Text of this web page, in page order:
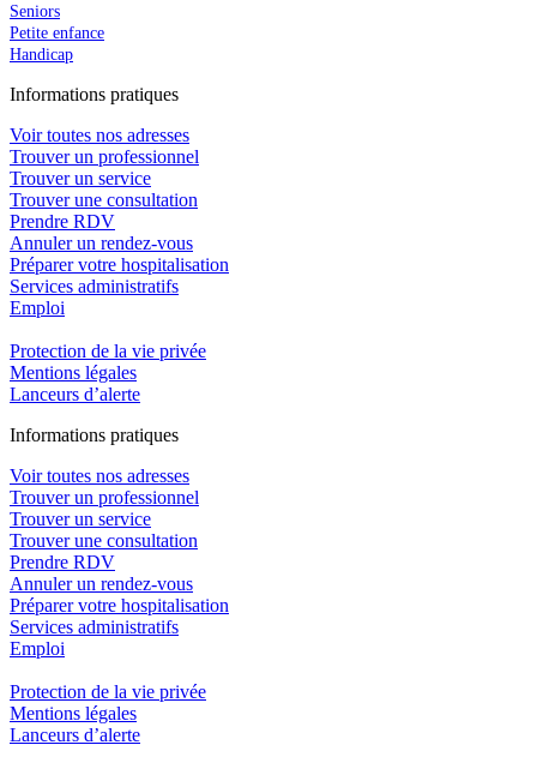
Seniors
Petite enfance
Handicap
Informations pratiques
Voir toutes nos adresses
Trouver un professionnel
Trouver un service
Trouver une consultation
Prendre RDV
Annuler un rendez-vous
Préparer votre hospitalisation
Services administratifs
Emploi​
Protection de la vie privée
Mentions légales
Lanceurs d’alerte
Informations pratiques
Voir toutes nos adresses
Trouver un professionnel
Trouver un service
Trouver une consultation
Prendre RDV
Annuler un rendez-vous
Préparer votre hospitalisation
Services administratifs
Emploi​
Protection de la vie privée
Mentions légales
Lanceurs d’alerte